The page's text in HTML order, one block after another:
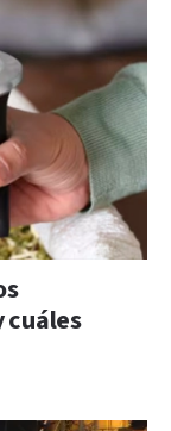
cuáles